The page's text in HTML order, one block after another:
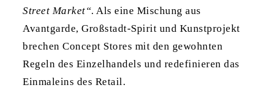
Street Market“. Als eine Mischung aus
Avantgarde, Großstadt-Spirit und Kunstprojekt
brechen Concept Stores mit den gewohnten
Regeln des Einzelhandels und redefinieren das
Einmaleins des Retail.